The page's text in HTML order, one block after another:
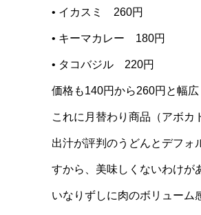
• イカスミ 260円
• キーマカレー 180円
• タコバジル 220円
価格も140円から260円と幅
これに月替わり商品（アボカ
出汁が評判のうどんとデフォ
すから、美味しくないわけが
いなりずしに肉のボリューム